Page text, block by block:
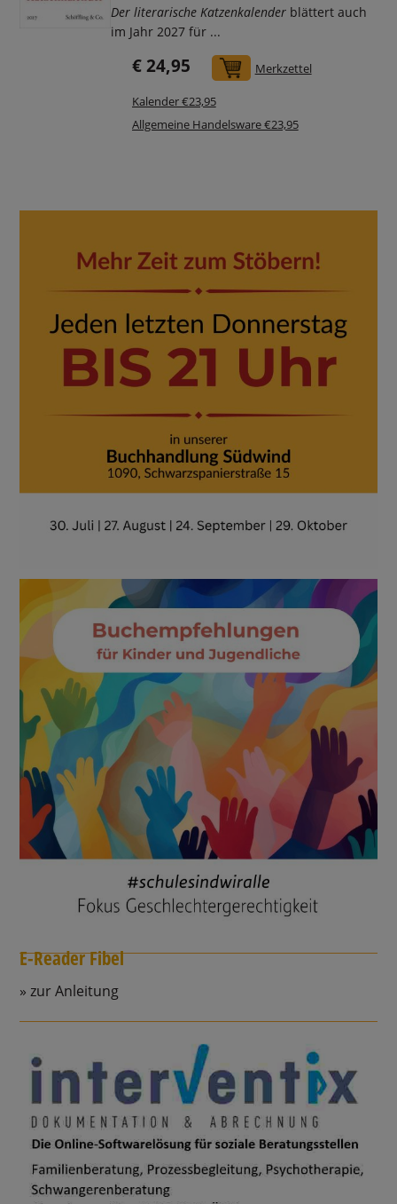
Der literarische Katzenkalenderblättert auch
im Jahr 2027 für ...
€ 24,95 In den Warenkorb
Merkzettel
Kalender €23,95
Allgemeine Handelsware €23,95
E-Reader Fibel
zur Anleitung